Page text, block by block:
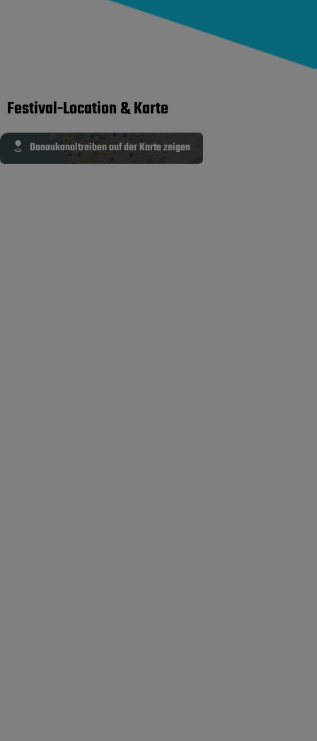
Festival-Location & Karte
Donaukanaltreiben auf der Karte zeigen